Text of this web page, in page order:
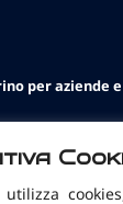
utilizza
per aziende e
cybersecurity,
ITe